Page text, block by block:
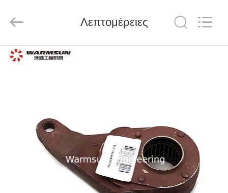
ΣΠΊΤΙ
ΠΕΡΊΠΟΥ
ΕΜΕΊΣ
ΕΡΓΟΣΤΑΣΊΩΝ
Co.,
Reserved.
Λεπτομέρειες